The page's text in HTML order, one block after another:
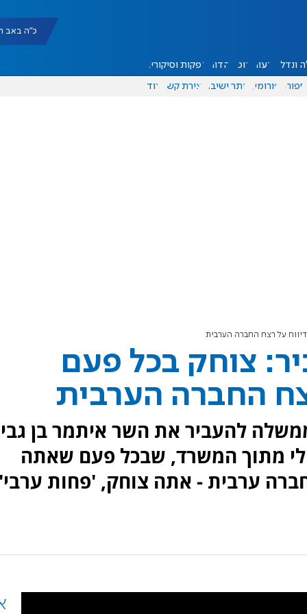
כ"ה באב תשפ"ו
ונדל"ן דעות אוכל יהדות הפקות וסיקורים
ספורט פורומים אתר ישיבה יצירת קשר עוד
על רצח החברה הערבית
צוחק בכל פעם
החברה הערבית
להעביר את השר איתמר בן
מתוך המשרד, שבכל פעם שאתה
ערבית - אתה צוחק, 'פחות